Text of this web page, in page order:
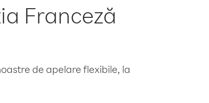
Franceză
de apelare flexibile, la